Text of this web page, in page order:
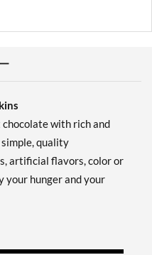
35%
カートに入れる »
with rich and
quality
artificial flavors, color or
your hunger and your